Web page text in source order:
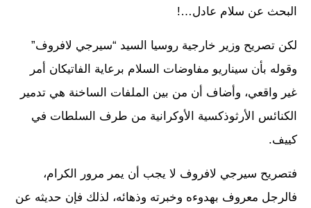
البحث عن سلام عادل…!
لكن تصريح وزير خارجية روسيا السيد “سيرجي لافروف”
وقوله بأن سيناريو مفاوضات السلام برعاية الفاتيكان أمر
غير واقعي، وأضاف أن من بين الملفات الساخنة هي تدمير
الكنائس الأرثوذكسية الأوكرانية من طرف السلطات في
كييف.
فتصريح سيرجي لافروف لا يجب أن يمر مرور الكرام،
فالرجل معروف بهدوءه وخبرته وذهائه، لذلك فإن حديثه عن